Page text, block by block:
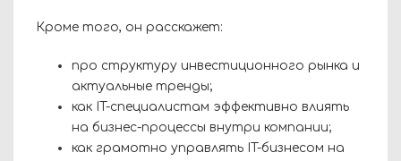
Кроме того, он расскажет:
про структуру инвестиционного рынка и
актуальные тренды;
как IT-специалистам эффективно влиять
на бизнес-процессы внутри компании;
как грамотно управлять IT-бизнесом на